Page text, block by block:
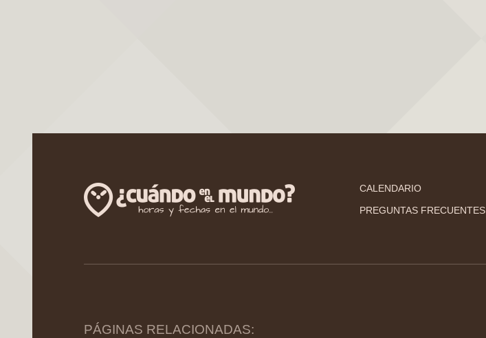
CALENDARIO
PREGUNTAS FRECUENTES
PÁGINAS RELACIONADAS: